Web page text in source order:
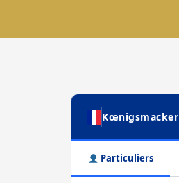
Kœnigsmacker
Particuliers